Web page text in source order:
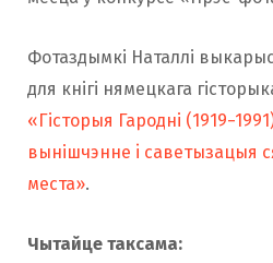
Фотаздымкі Наталлі
для кнігі нямецкага
«Гісторыя Гародні
вынішчэнне i саветызацыя
места».
Чытайце таксама: